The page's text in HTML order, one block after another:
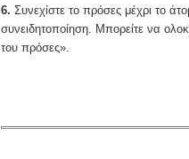
6. Συνεχίστε το πρόσες μέχρι το
συνειδητοποίηση. Μπορείτε να
του πρόσες».